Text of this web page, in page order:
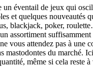
éventail de jeux qui
et quelques nouveautés
blackjack, poker,
assortiment
vous attendez pas à une
mastodontes du marché.
même si cela reste